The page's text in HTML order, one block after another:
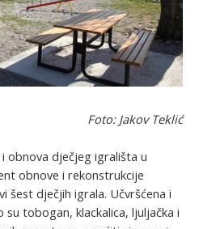
Foto: Jakov Teklić
obnova dječjeg igrališta u
obnove i rekonstrukcije
šest dječjih igrala. Učvršćena i
tobogan, klackalica, ljuljačka i